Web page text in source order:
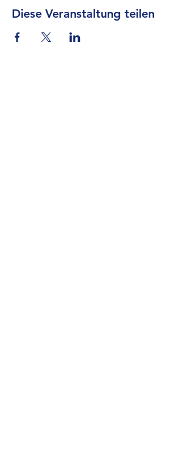
Diese Veranstaltung teilen